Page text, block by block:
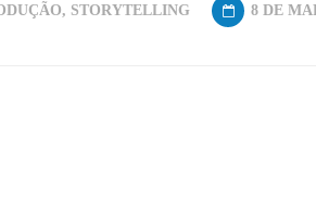
, STORYTELLING 8 DE